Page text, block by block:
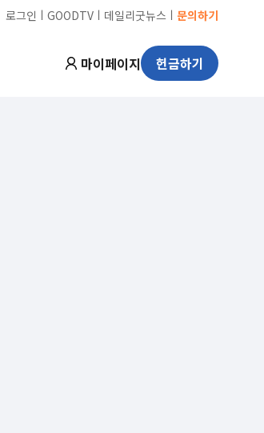
로그인 ㅣ GOODTV ㅣ 데일리굿뉴스 ㅣ 문의하기
마이페이지 헌금하기